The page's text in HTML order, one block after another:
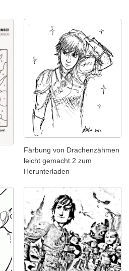
Färbung von Drachenzähmen
leicht gemacht 2 zum
Herunterladen